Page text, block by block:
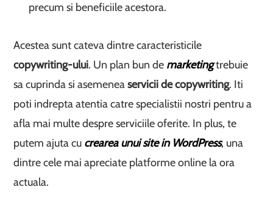
precum si beneficiile acestora.
Acestea sunt cateva dintre caracteristicile
copywriting-ului. Un plan bun de marketingtrebuie
sa cuprinda si asemeneaservicii de copywriting. Iti
poti indrepta atentia catre specialistii nostri pentru a
afla mai multe despre serviciile oferite. In plus, te
putem ajuta cu crearea unui site in WordPress, una
dintre cele mai apreciate platforme online la ora
actuala.